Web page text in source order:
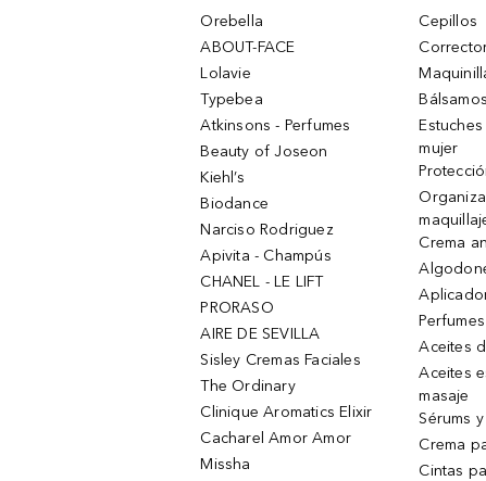
Orebella
ABOUT-FACE
Lolavie
Typebea
Atkinsons - Perfumes
Beauty of Joseon
Kiehl’s
Biodance
Narciso Rodriguez
Apivita - Champús
CHANEL - LE LIFT
PRORASO
AIRE DE SEVILLA
Sisley Cremas Faciales
The Ordinary
Clinique Aromatics Elixir
Cacharel Amor Amor
Missha
Cepillos
mujer
Crema
Perfumes
Aceites
Aceites
masaje
Sérums
Crema
Cintas